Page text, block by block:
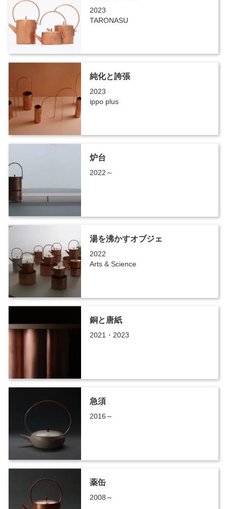
2023
TARONASU
純化と誇張
2023
ippo plus
炉台
2022～
湯を沸かすオブジェ
2022
Arts & Science
銅と唐紙
2021・2023
急須
2016～
薬缶
2008～